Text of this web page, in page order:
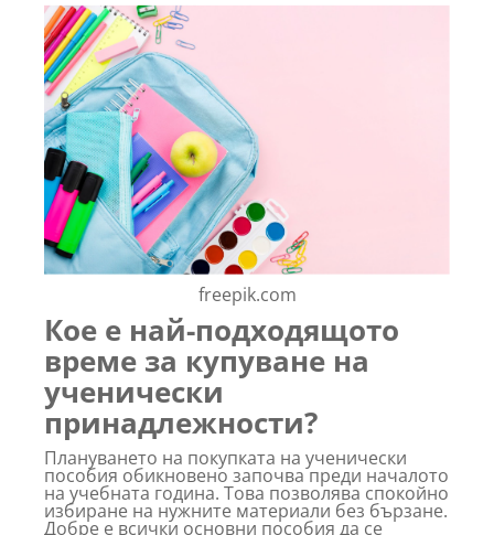
freepik.com
Кое е най-подходящото
време за купуване на
ученически
принадлежности?
Плануването на покупката на ученически
пособия обикновено започва преди началото
на учебната година. Това позволява спокойно
избиране на нужните материали без бързане.
Добре е всички основни пособия да се